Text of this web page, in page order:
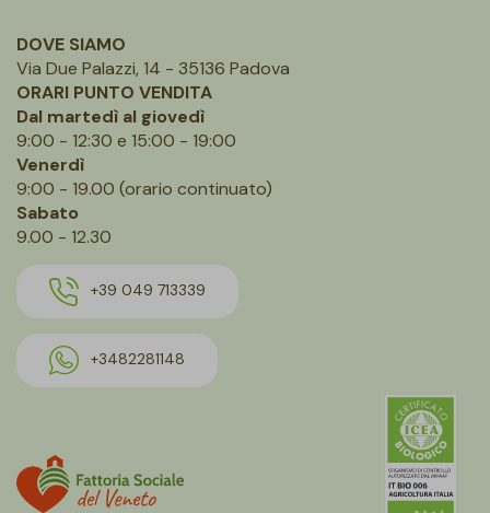
DOVE SIAMO
Via Due Palazzi, 14 - 35136 Padova
ORARI PUNTO VENDITA
Dal martedì al giovedì
9:00 - 12:30 e 15:00 - 19:00
Venerdì
9:00 - 19.00 (orario continuato)
Sabato
9.00 - 12.30
+39 049 713339
+3482281148